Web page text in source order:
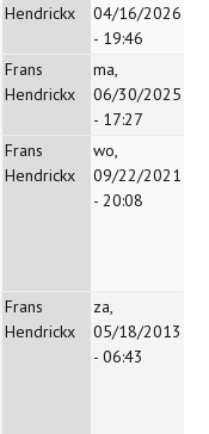
Hendrickx
04/16/2026
- 19:46
Frans
Hendrickx
ma,
06/30/2025
- 17:27
Frans
Hendrickx
wo,
09/22/2021
- 20:08
Frans
Hendrickx
za,
05/18/2013
- 06:43